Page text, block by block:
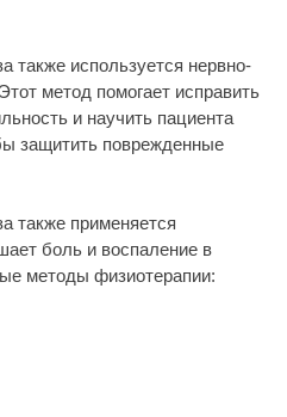
также используется нервно-
метод помогает исправить
и научить пациента
защитить поврежденные
также применяется
боль и воспаление в
методы физиотерапии: